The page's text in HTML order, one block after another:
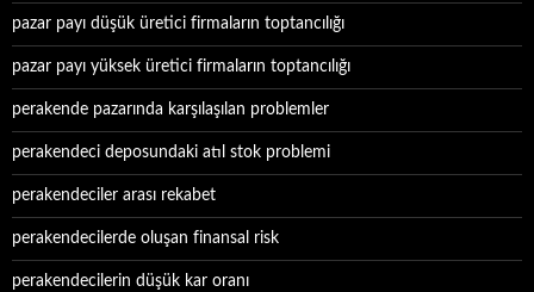
pazar payı düşük üretici firmaların toptancılığı
pazar payı yüksek üretici firmaların toptancılığı
perakende pazarında karşılaşılan problemler
perakendeci deposundaki atıl stok problemi
perakendeciler arası rekabet
perakendecilerde oluşan finansal risk
perakendecilerin düşük kar oranı